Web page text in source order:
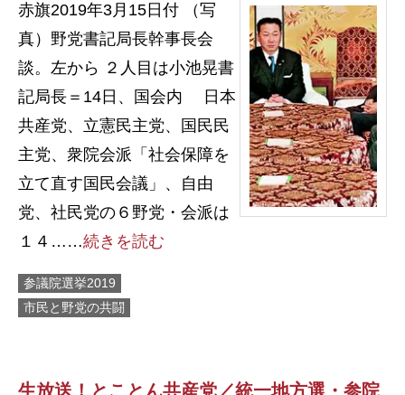
赤旗2019年3月15日付 （写
真）野党書記局長幹事長会
談。左から ２人目は小池晃書
記局長＝14日、国会内 日本
共産党、立憲民主党、国民民
主党、衆院会派「社会保障を
立て直す国民会議」、自由
党、社民党の６野党・会派は
１４……続きを読む
参議院選挙2019
市民と野党の共闘
生放送！とことん共産党／統一地方選・参院